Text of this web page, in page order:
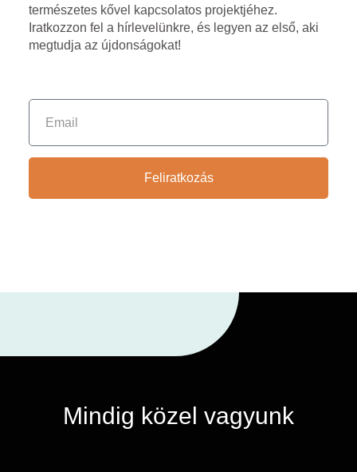
természetes kővel kapcsolatos projektjéhez.
Iratkozzon fel a hírlevelünkre, és legyen az első, aki
megtudja az újdonságokat!
Feliratkozás
Mindig közel vagyunk